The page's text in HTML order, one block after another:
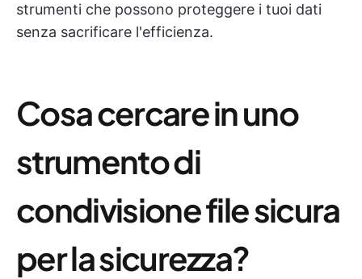
strumenti che possono proteggere i tuoi dati
senza sacrificare l'efficienza.
Cosa cercare in uno
strumento di
condivisione file sicura
per la sicurezza?